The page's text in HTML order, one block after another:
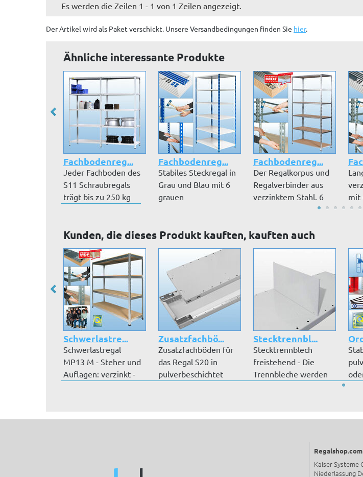
Es werden die Zeilen 1 - 1 von 1 Zeilen angezeigt.
Der Artikel wirdals Paket verschickt. Unsere Versandbedingungen finden Sie hier.
Ähnliche interessante Produkte
Fachbodenreg...
Jeder Fachboden des
S11 Schraubregals
trägt bis zu 250 kg
Fachbodenreg...
Stabiles Steckregal in
Grau und Blau mit 6
grauen
Fachbodenreg...
Der Regalkorpus und
Regalverbinder aus
verzinktem Stahl. 6
mit
Kunden, die dieses Produkt kauften, kauften auch
Schwerlastre...
Schwerlastregal
MP13 M - Steher und
Auflagen: verzinkt -
Zusatzfachbö...
Zusatzfachböden für
das Regal S20 in
pulverbeschichtet
Stecktrennbl...
Stecktrennblech
freistehend - Die
Trennbleche werden
Kaiser Systeme
Niederlassung